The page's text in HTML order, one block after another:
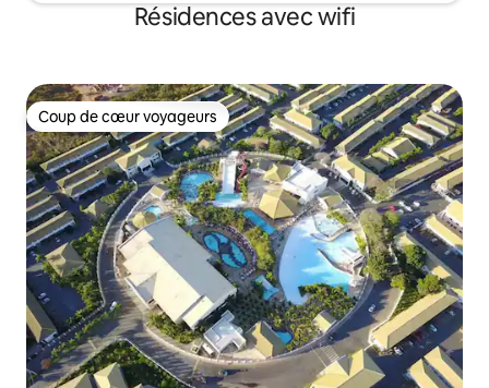
Résidences avec wifi
Coup de cœur voyageurs
Coup de cœur voyageurs